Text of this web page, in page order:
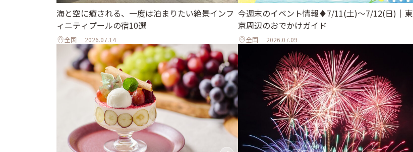
海と空に癒される、一度は泊まりたい絶景インフ
ィニティプールの宿10選
全国 2026.07.14
今週末のイベント情報♦︎7/11(土)〜7/12(日)｜東
京周辺のおでかけガイド
全国 2026.07.09